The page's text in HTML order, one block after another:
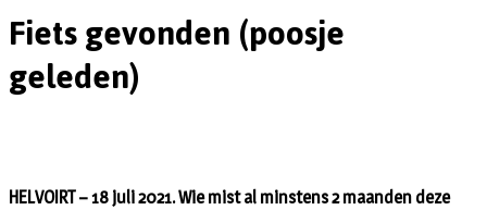
Fiets gevonden (poosje
geleden)
HELVOIRT – 18 juli 2021. Wie mist al minstens 2 maanden deze